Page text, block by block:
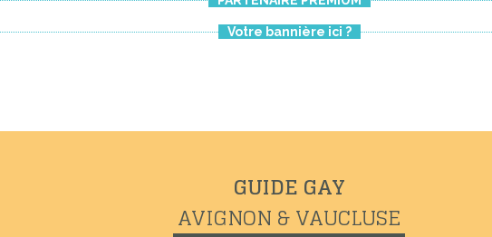
Votre bannière ici ?
GUIDE GAY
AVIGNON & VAUCLUSE